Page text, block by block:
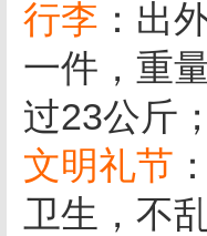
行李 ：出
一件，重
过23公斤
文明礼节
卫生，不